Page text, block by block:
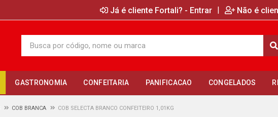
Já é cliente Fortali? - Entrar | Não é
GASTRONOMIA CONFEITARIA PANIFICACAO CONGELADOS
COB BRANCA COB SELECTA BRANCO CONFEITEIRO 1,01KG